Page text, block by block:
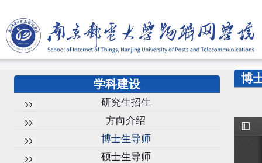
学科建设
研究生招生
方向介绍
博士生导师
硕士生导师
博